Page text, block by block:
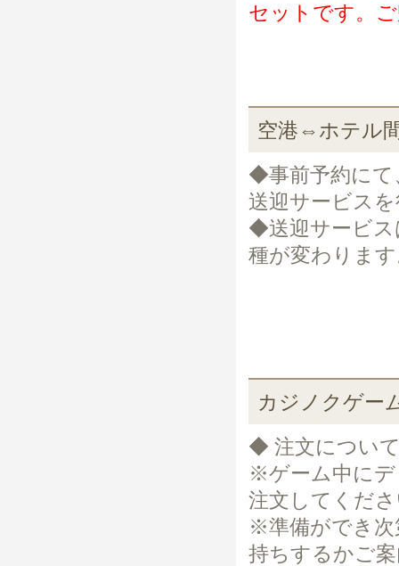
セットです。
空港⇔ホテル
◆事前予約に
送迎サービス
◆送迎サービス
種が変わりま
カジノクゲー
◆ 注文につい
※ゲーム中に
注文してくだ
※準備ができ次
持ちするかご